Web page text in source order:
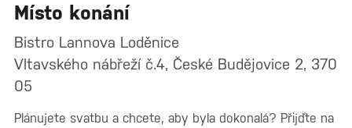
Místo konání
Bistro Lannova Loděnice
Vltavského nábřeží č.4, České Budějovice 2, 370
05
Plánujete svatbu a chcete, aby byla dokonalá? Přijďte na